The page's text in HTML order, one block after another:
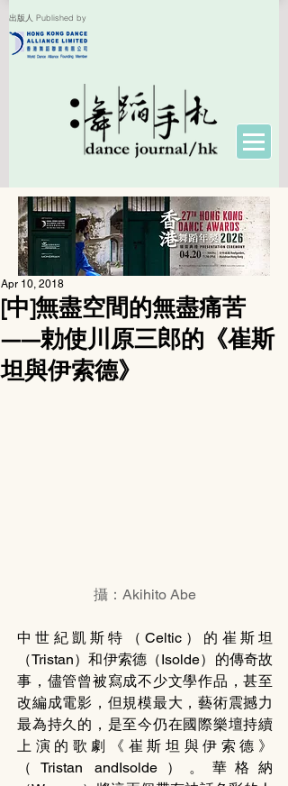
出版人 Published by
[中]無盡空間的無盡痛苦
——勅使川原三郎的《崔斯
坦與伊索德》
Apr 10, 2018
攝：Akihito Abe
中世紀凱斯特（Celtic）的崔斯坦
（Tristan）和伊索德（Isolde）的傳奇故
事，儘管曾被寫成不少文學作品，甚至
改編成電影，但規模最大，藝術震撼力
最為持久的，是至今仍在國際樂壇持續
上演的歌劇《崔斯坦與伊索德》
（Tristan andIsolde）。華格納